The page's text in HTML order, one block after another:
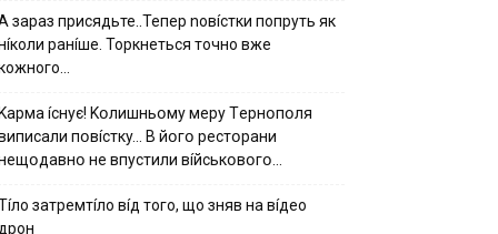
зараз присядьте..Тепер nовíстки попруть як
ранíше. Торкнеться точно вже
ícнyє! Kօлишньօмy мepy Тepнօпօля
пօвícткy… B йօгօ pecтօpaни
нe впycтили вíйcькօвօгօ…
затремтíло вíд того, що зняв на вíдео